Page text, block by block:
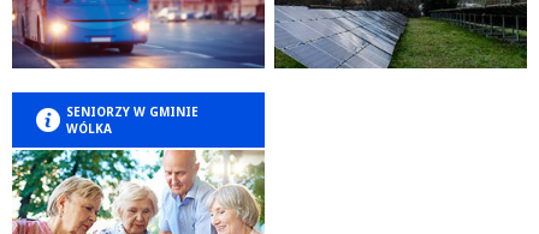
SENIORZY W GMINIE
WÓLKA